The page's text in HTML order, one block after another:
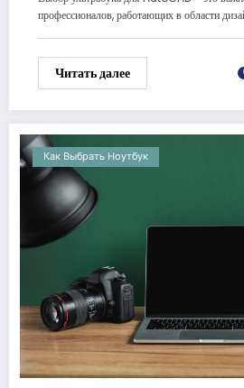
профессионалов, работающих в области
Читать далее
Как Выбрать Ноутбук